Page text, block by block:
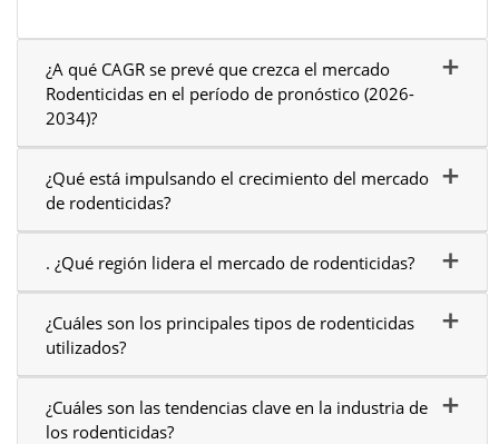
¿A qué CAGR se prevé que crezca el mercado
Rodenticidas en el período de pronóstico (2026-
2034)?
¿Qué está impulsando el crecimiento del mercado
de rodenticidas?
. ¿Qué región lidera el mercado de rodenticidas?
¿Cuáles son los principales tipos de rodenticidas
utilizados?
¿Cuáles son las tendencias clave en la industria de
los rodenticidas?